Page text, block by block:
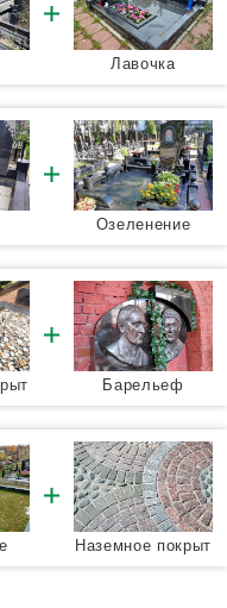
Лавочка
Озеленение
Барельеф
Наземное покрыт
ие